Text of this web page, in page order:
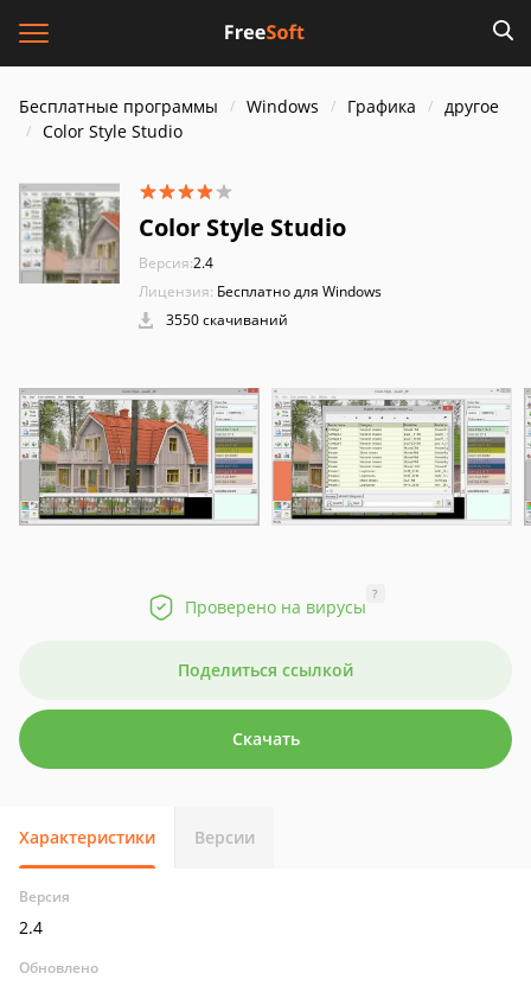
Бесплатные программы Windows Графика
другое
Color Style Studio
Color Style Studio
Версия:2.4
Лицензия: Бесплатно для Windows
3550 скачиваний
Проверено на вирусы
?
Поделиться ссылкой
Скачать
Характеристики Версии
Версия
2.4
Обновлено